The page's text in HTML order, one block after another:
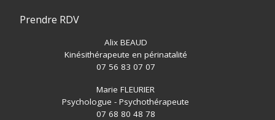
Prendre RDV
Alix BEAUD
Kinésithérapeute en périnatalité
07 56 83 07 07
Marie FLEURIER
Psychologue - Psychothérapeute
07 68 80 48 78